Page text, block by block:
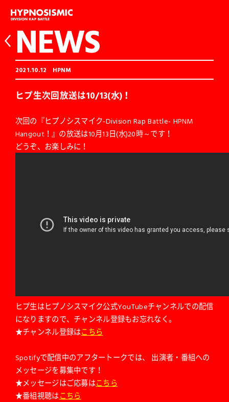
NEWS
2021.10.12 HPNM
ヒプ生次回放送は10/13(水)！
次回の『ヒプノシスマイク-Division Rap Battle- HPNM
Hangout！』の放送は10月13日(水)20時～です！
どうぞ、お楽しみに！
ヒプ生はヒプノシスマイク公式YouTubeチャンネルでの配信
になりますので、チャンネル登録もお忘れなく。
★チャンネル登録はこちら
Spotifyで配信中のアフタートークでは、
出演者・番組への
メッセージを募集中です！
★メッセージはご応募はこちら
★番組視聴はこちら